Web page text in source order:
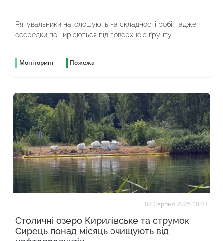
Рятувальники наголошують на складності робіт, адже
осередки поширюються під поверхнею ґрунту
Моніторинг Пожежа
07 Серпня 2026 10:43
Столичні озеро Кирилівське та струмок
Сирець понад місяць очищують від